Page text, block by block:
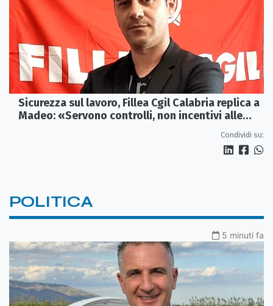
Sicurezza sul lavoro, Fillea Cgil Calabria replica a
Madeo: «Servono controlli, non incentivi alle
Condividi su:
POLITICA
5 minuti fa